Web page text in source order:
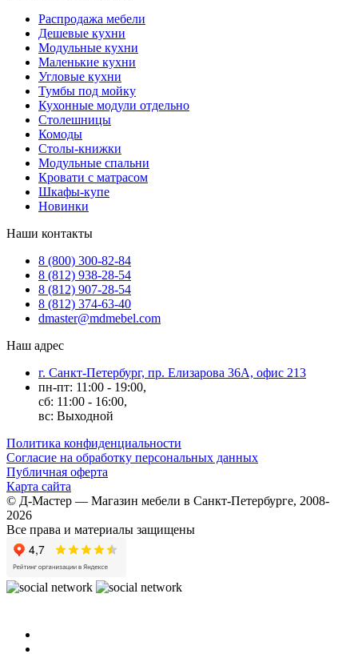
Распродажа мебели
Дешевые кухни
Модульные кухни
Маленькие кухни
Угловые кухни
Тумбы под мойку
Кухонные модули отдельно
Столешницы
Комоды
Столы-книжки
Модульные спальни
Кровати с матрасом
Шкафы-купе
Новинки
Наши контакты
8 (800) 300-82-84
8 (812) 938-28-54
8 (812) 907-28-54
8 (812) 374-63-40
dmaster@mdmebel.com
Наш адрес
г. Санкт-Петербург, пр. Елизарова 36А, офис 213
пн-пт: 11:00 - 19:00,
сб: 11:00 - 16:00,
вс: Выходной
Политика конфиденциальности
Согласие на обработку персональных данных
Публичная оферта
Карта сайта
© Д-Мастер — Магазин мебели в Санкт-Петербурге, 2008-
2026
Все права и материалы защищены